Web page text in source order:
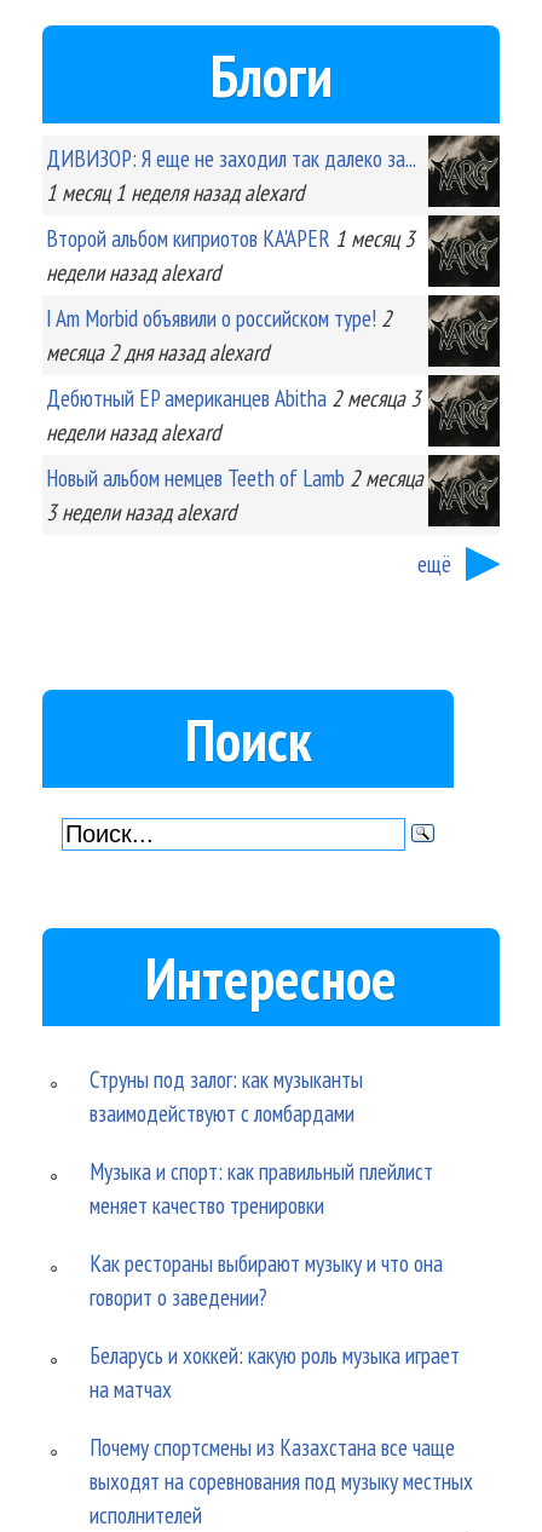
Блоги
ДИВИЗОР: Я еще не заходил так далеко за...
1 месяц 1 неделяназад alexard
Второй альбом киприотов KA'APER 1 месяц 3
неделиназад alexard
I Am Morbid объявили о российском туре! 2
месяца 2 дняназад alexard
Дебютный EP американцев Abitha 2 месяца 3
неделиназад alexard
Новый альбом немцев Teeth of Lamb 2 месяца
3 неделиназад alexard
ещё
Поиск
Интересное
Струны под залог: как музыканты
взаимодействуют с ломбардами
Музыка и спорт: как правильный плейлист
меняет качество тренировки
Как рестораны выбирают музыку и что она
говорит о заведении?
Беларусь и хоккей: какую роль музыка играет
на матчах
Почему спортсмены из Казахстана все чаще
выходят на соревнования под музыку местных
исполнителей